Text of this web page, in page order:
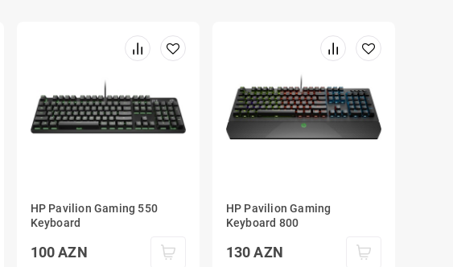
HP Pavilion Gaming 550
Keyboard
100AZN
HP Pavilion Gaming
Keyboard 800
130 AZN